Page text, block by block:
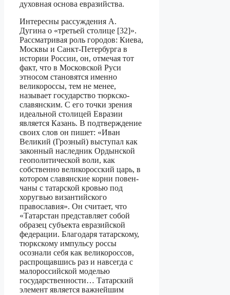
духовная основа евра­зийства.
Интересны рассуждения А.
Дугина о «третьей столице [32]».
Рассматривая роль городов: Киева,
Москвы и Санкт-Петербурга в
истории России, он, отмечая тот
факт, что в Московской Руси
этносом становятся именно
великороссы, тем не менее,
называет государство тюркско-
славянским. С его точки зрения
идеальной столицей Евразии
является Казань. В подтверждение
своих слов он пишет: «Иван
Великий (Грозный) выступал как
законный наследник Ордынской
геополитической воли, как
собственно великоросский царь, в
котором славянские корни повен­
чаны с татарской кровью под
хоругвью византийского
православия». Он считает, что
«Татарстан представляет собой
образец субъекта евразийской
федерации. Бла­годаря татарскому,
тюркскому импульсу россы
осознали себя как великороссов,
распрощавшись раз и навсегда с
малороссийской моделью
государственности… Татарский
элемент является важнейшим